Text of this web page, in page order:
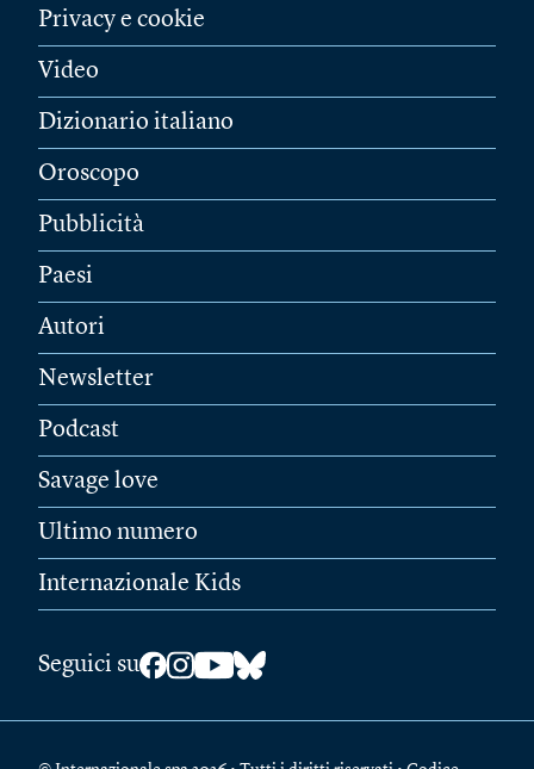
Privacy e cookie
Video
Dizionario italiano
Oroscopo
Pubblicità
Paesi
Autori
Newsletter
Podcast
Savage love
Ultimo numero
Internazionale Kids
Seguici su